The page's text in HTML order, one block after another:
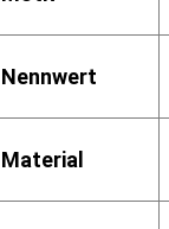
Nennwert
Material